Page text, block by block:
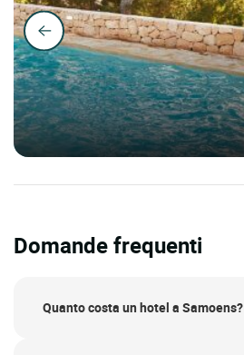
Domande frequenti
Quanto costa un hotel a Samoens?